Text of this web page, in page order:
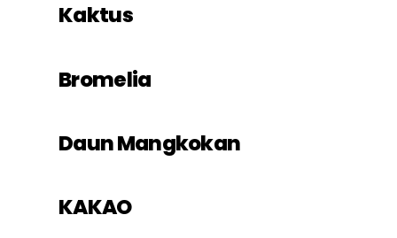
Kaktus
Bromelia
Daun Mangkokan
KAKAO